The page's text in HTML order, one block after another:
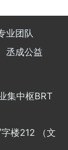
业团队
丞成公益
集中枢BRT
楼212 （文